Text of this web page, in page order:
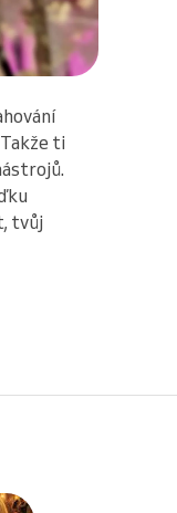
ti
tvůj